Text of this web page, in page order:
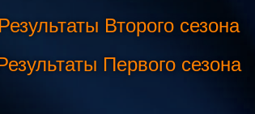
Результаты Второго сезона
Первого сезона